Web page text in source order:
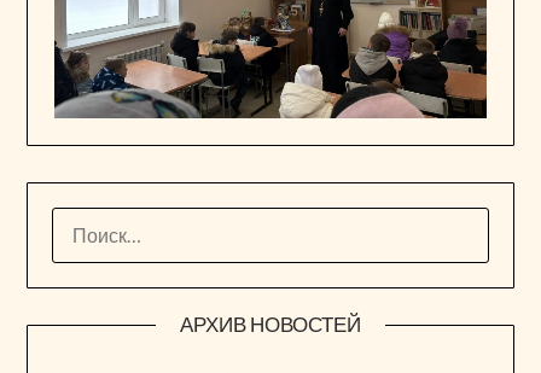
АРХИВ НОВОСТЕЙ